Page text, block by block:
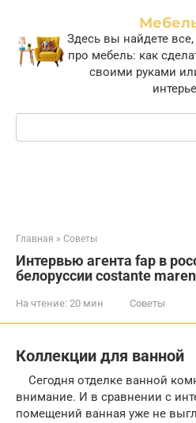
контенту
Здесь вы найдете
про мебель: как
своими руками
Поиск:
Главная » Советы
Интервью агента fap в
белоруссии costante
На чтение: 20 мин Советы
Коллекции для ванной
Сегодня отделке ванной
внимание. И в сравнении с
помещений ванная уже не